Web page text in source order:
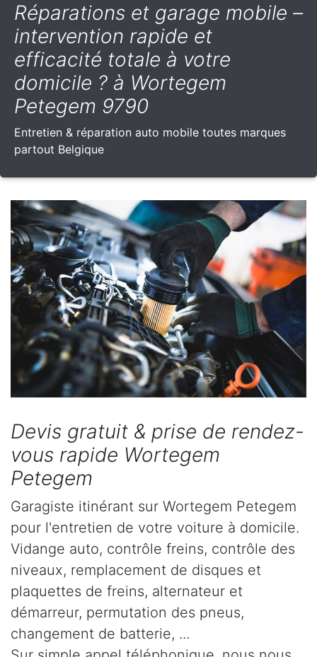
Réparations et garage mobile –
intervention rapide et
efficacité totale à votre
domicile ? à Wortegem
Petegem 9790
Entretien & réparation auto mobile toutes marques
partout Belgique
Devis gratuit & prise de rendez-
vous rapide Wortegem
Petegem
Garagiste itinérant sur Wortegem Petegem
pour l'entretien de votre voiture à domicile.
Vidange auto, contrôle freins, contrôle des
niveaux, remplacement de disques et
plaquettes de freins, alternateur et
démarreur, permutation des pneus,
changement de batterie, ...